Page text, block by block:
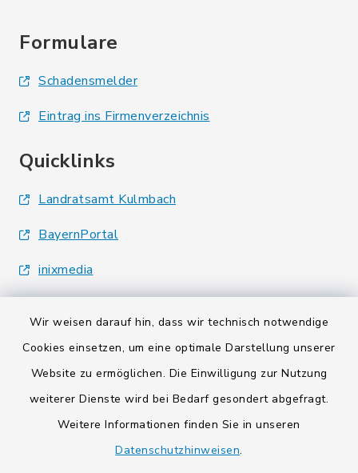
Wir weisen darauf hin, dass wir technisch notwendige
Cookies einsetzen, um eine optimale Darstellung unserer
Website zu ermöglichen. Die Einwilligung zur Nutzung
weiterer Dienste wird bei Bedarf gesondert abgefragt.
Weitere Informationen finden Sie in unseren
Datenschutzhinweisen.
Formulare
Schadensmelder
Eintrag ins Firmenverzeichnis
Quicklinks
Landratsamt Kulmbach
BayernPortal
inixmedia
Barrierefreiheit